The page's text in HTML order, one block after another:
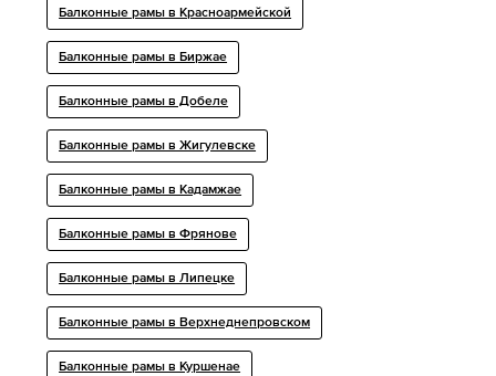
Балконные рамы в Красноармейской
Балконные рамы в Биржае
Балконные рамы в Добелe
Балконные рамы в Жигулевске
Балконные рамы в Кадамжае
Балконные рамы в Фрянове
Балконные рамы в Липецке
Балконные рамы в Верхнеднепровском
Балконные рамы в Куршенае